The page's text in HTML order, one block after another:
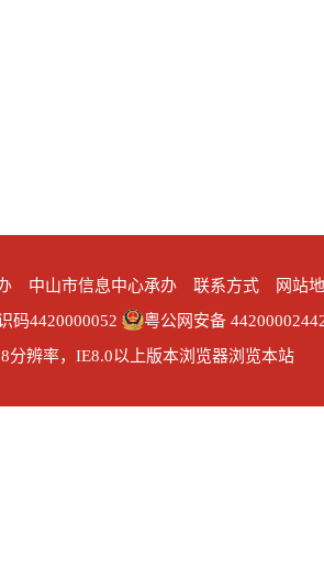
中山市信息中心承办 联系方式
网站
码4420000052
粤公网安备
分辨率，IE8.0以上版本浏览器浏览本站